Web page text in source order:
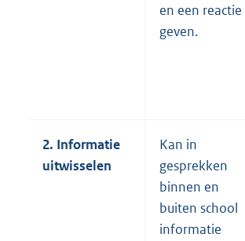
en een reactie
geven.
2. Informatie
uitwisselen
Kan in
gesprekken
binnen en
buiten school
informatie